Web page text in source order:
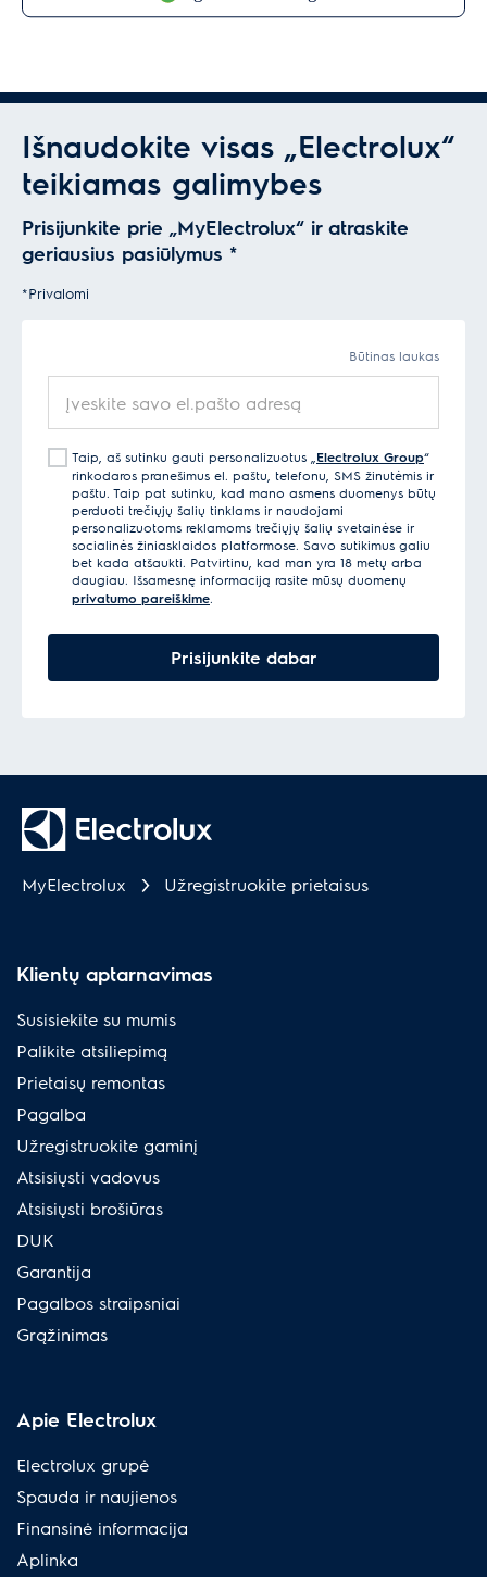
Išnaudokite visas „Electrolux“
teikiamas galimybes
Prisijunkite prie „MyElectrolux“ ir atraskite
geriausius pasiūlymus *
*Privalomi
Būtinas laukas
Taip, aš sutinku gauti personalizuotus „ Electrolux Group“
rinkodaros pranešimus el. paštu, telefonu, SMS žinutėmis ir
paštu. Taip pat sutinku, kad mano asmens duomenys būtų
perduoti trečiųjų šalių tinklams ir naudojami
personalizuotoms reklamoms trečiųjų šalių svetainėse ir
socialinės žiniasklaidos platformose. Savo sutikimus galiu
bet kada atšaukti. Patvirtinu, kad man yra 18 metų arba
daugiau. Išsamesnę informaciją rasite mūsų duomenų
privatumo pareiškime.
Prisijunkite dabar
MyElectrolux Užregistruokite prietaisus
Klientų aptarnavimas
Susisiekite su mumis
Palikite atsiliepimą
Prietaisų remontas
Pagalba
Užregistruokite gaminį
Atsisiųsti vadovus
Atsisiųsti brošiūras
DUK
Garantija
Pagalbos straipsniai
Grąžinimas
Apie Electrolux
Electrolux grupė
Spauda ir naujienos
Finansinė informacija
Aplinka